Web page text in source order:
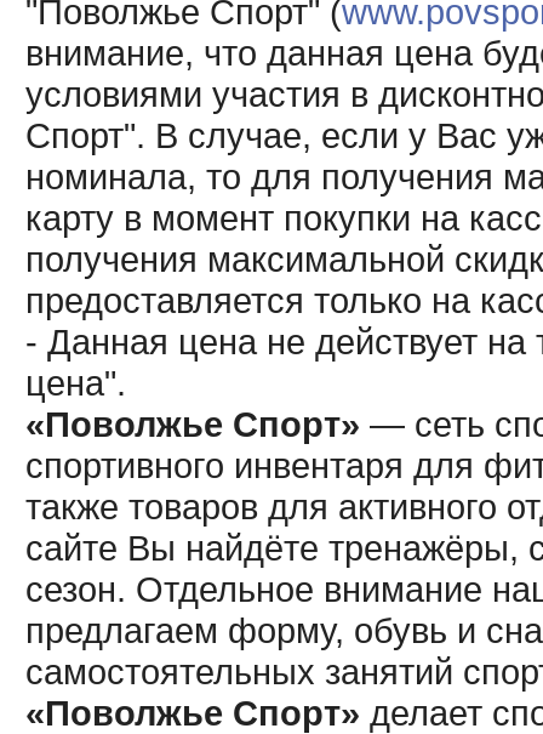
"Поволжье Спорт" (
внимание, что данная цена
условиями участия в
Спорт". В случае, если у Вас
номинала, то для получения
карту в момент покупки на
получения максимальной
предоставляется только на
- Данная цена не действует
цена".
«Поволжье Спорт» — сеть
спортивного инвентаря для
также товаров для активного
сайте Вы найдёте тренажёры,
сезон. Отдельное внимание
предлагаем форму, обувь и
самостоятельных занятий
«Поволжье Спорт» делает